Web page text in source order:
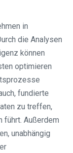
in
die Analysen
können
optimieren
fundierte
zu treffen,
Außerdem
unabhängig